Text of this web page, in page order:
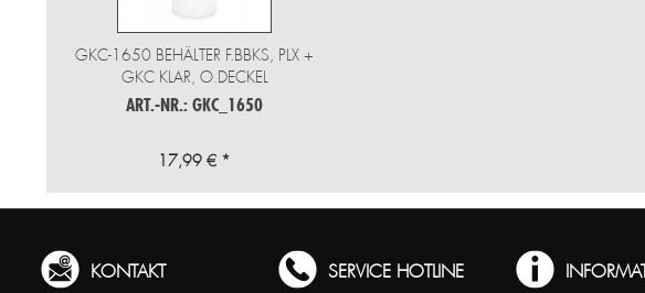
GKC-1650 BEHÄLTER F.BBKS, PLX +
GKC KLAR, O.DECKEL
ART.-NR.: GKC_1650
17,99 € *
KONTAKT SERVICE HOTLINE